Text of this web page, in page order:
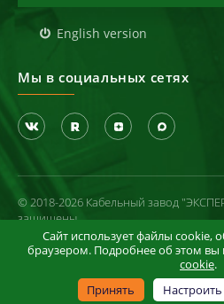
English version
Мы в социальных сетях
© 2018-2026 Кабельный завод
защищены
Политика конфиденциальности
Условия использования сайта
Информация в отношении cookie-
Сайт использует файлы
браузером. Подробнее об этом вы
cookie.
Принять
Настроить